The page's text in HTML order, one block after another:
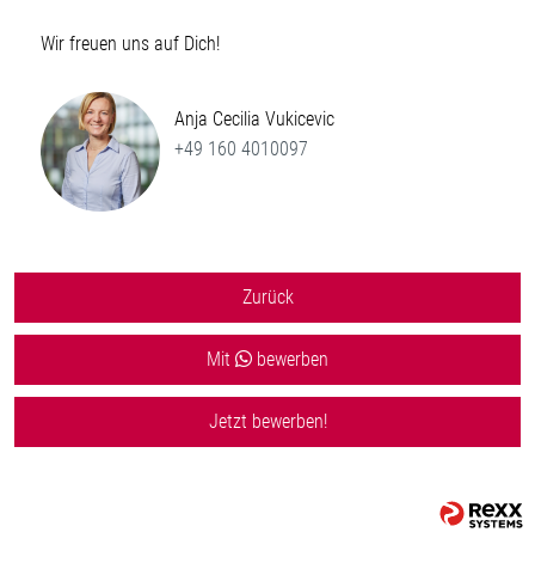
Wir freuen uns auf Dich!
Anja Cecilia Vukicevic
+49 160 4010097
Zurück
Mit bewerben
Jetzt bewerben!